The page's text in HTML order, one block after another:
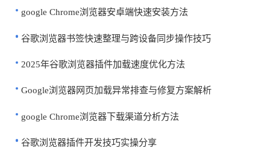
google Chrome浏览器安卓端快速安装方法
谷歌浏览器书签快速整理与跨设备同步操作技巧
2025年谷歌浏览器插件加载速度优化方法
Google浏览器网页加载异常排查与修复方案解析
google Chrome浏览器下载渠道分析方法
谷歌浏览器插件开发技巧实操分享